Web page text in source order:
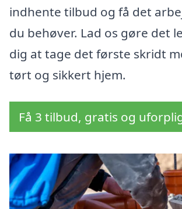
indhente tilbud og få det
du behøver. Lad os gøre det
dig at tage det første skridt
tørt og sikkert hjem.
Få 3 tilbud, gratis og